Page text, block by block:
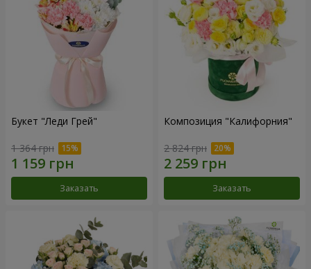
Букет "Леди Грей"
1 364 грн
Заказать
Композиция "Калифорния"
2 824 грн
Заказать